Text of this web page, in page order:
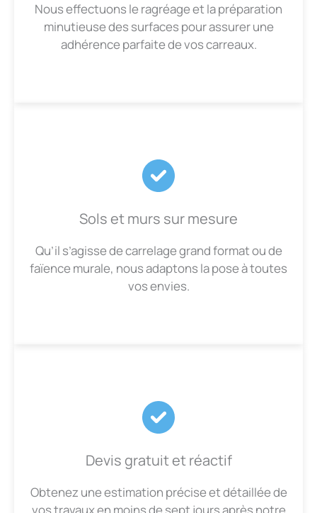
Nous effectuons le ragréage et la préparation
minutieuse des surfaces pour assurer une
adhérence parfaite de vos carreaux.
Sols et murs sur mesure
Qu’il s’agisse de carrelage grand format ou de
faïence murale, nous adaptons la pose à toutes
vos envies.
Devis gratuit et réactif
Obtenez une estimation précise et détaillée de